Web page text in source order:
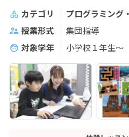
カテゴリ プログラミング
授業形式
集団指導
対象学年
小学校１年生〜